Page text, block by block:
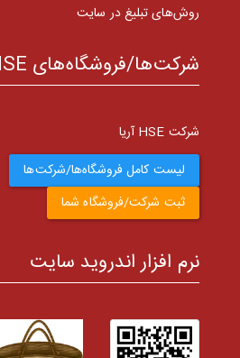
روش‌های تبلیغ در سایت
شرکت‌ها/فروشگاه‌های HSE
شرکت HSE آریا
لیست کامل فروشگاه‌ها/شرکت‌ها
ثبت شرکت/فروشگاه شما
نرم افزار اندروید سایت